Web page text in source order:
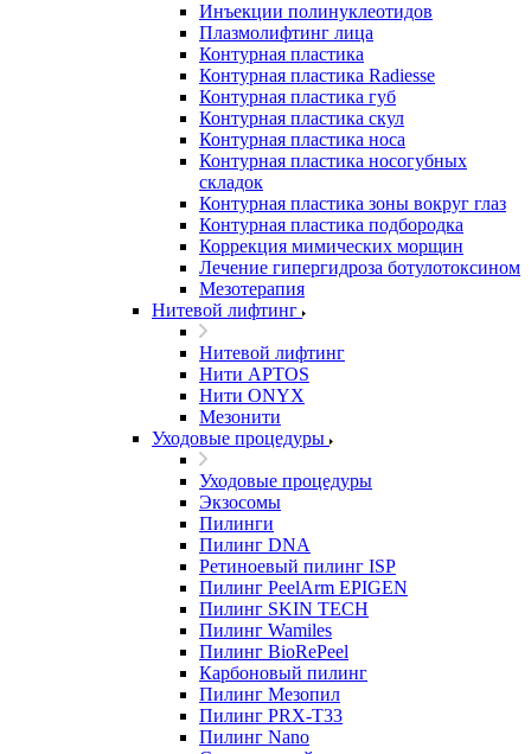
Инъекции полинуклеотидов
Плазмолифтинг лица
Контурная пластика
Контурная пластика Radiesse
Контурная пластика губ
Контурная пластика скул
Контурная пластика носа
Контурная пластика носогубных
складок
Контурная пластика зоны вокруг глаз
Контурная пластика подбородка
Коррекция мимических морщин
Лечение гипергидроза ботулотоксином
Мезотерапия
Нитевой лифтинг
Нитевой лифтинг
Нити APTOS
Нити ONYX
Мезонити
Уходовые процедуры
Уходовые процедуры
Экзосомы
Пилинги
Пилинг DNA
Ретиноевый пилинг ISP
Пилинг PeelArm EPIGEN
Пилинг SKIN TECH
Пилинг Wamiles
Пилинг BioRePeel
Карбоновый пилинг
Пилинг Мезопил
Пилинг PRX-T33
Пилинг Nano